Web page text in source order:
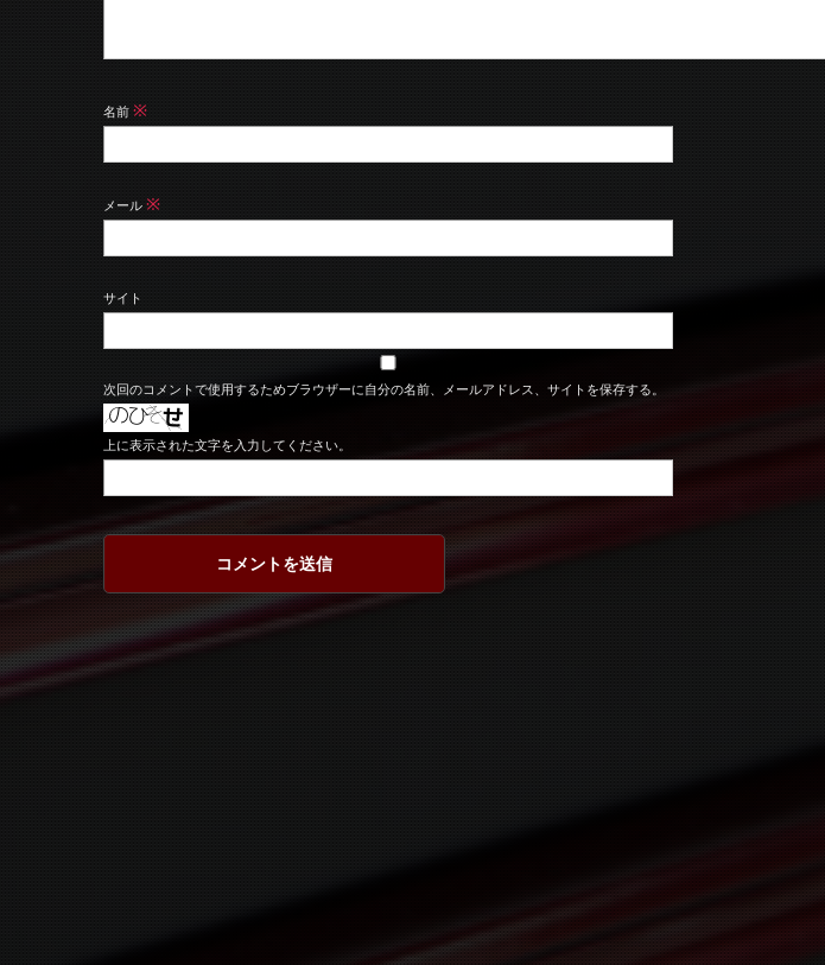
名前※
メール※
サイト
次回のコメントで使用するためブラウザーに自分の名前、メールアドレス、サイトを保存する。
上に表示された文字を入力してください。